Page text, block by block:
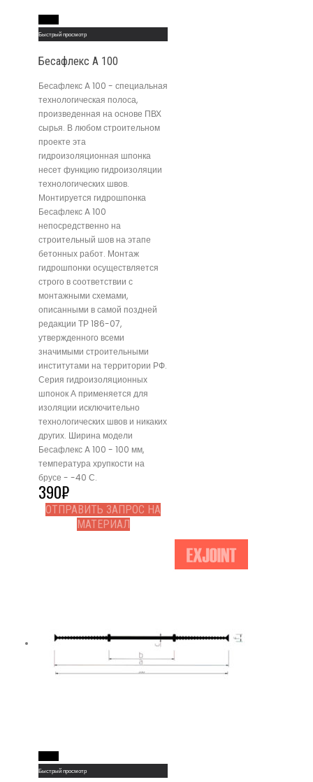
Быстрый просмотр
Бесафлекс A 100
Бесафлекс A 100 - специальная
технологическая полоса,
произведенная на основе ПВХ
сырья. В любом строительном
проекте эта
гидроизоляционная шпонка
несет функцию гидроизоляции
технологических швов.
Монтируется гидрошпонка
Бесафлекс A 100
непосредственно на
строительный шов на этапе
бетонных работ. Монтаж
гидрошпонки осуществляется
строго в соответствии с
монтажными схемами,
описанными в самой поздней
редакции ТР 186-07,
утвержденного всеми
значимыми строительными
институтами на территории РФ.
Серия гидроизоляционных
шпонок А применяется для
изоляции исключительно
технологических швов и никаких
других. Ширина модели
Бесафлекс A 100 - 100 мм,
температура хрупкости на
брусе - -40 С.
390₽
ОТПРАВИТЬ ЗАПРОС НА
МАТЕРИАЛ
Быстрый просмотр